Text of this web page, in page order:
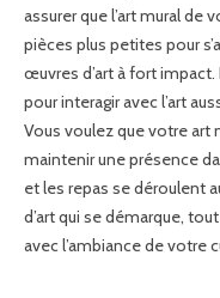
assurer que l’art mural de
pièces plus petites pour
œuvres d’art à fort
pour interagir avec l’art
Vous voulez que votre art
maintenir une présence
et les repas se déroulent
d’art qui se démarque,
avec l’ambiance de votre